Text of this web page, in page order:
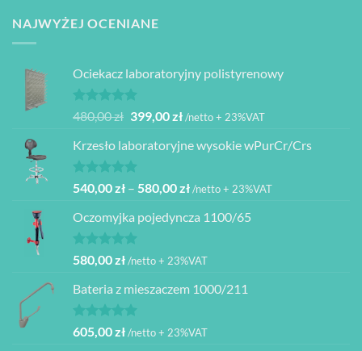
NAJWYŻEJ OCENIANE
Ociekacz laboratoryjny polistyrenowy
Oceniono
na 5
480,00zł Pierwotna
wynosiła:
480,00 zł.
399,00złAktualna
wynosi:
/netto + 23%VAT
Krzesło laboratoryjne wysokie wPurCr/Crs
Oceniono
na 5
540,00zł – 580,00złZakres
od
do
/netto + 23%VAT
Oczomyjka pojedyncza 1100/65
Oceniono
na 5
580,00zł/netto + 23%VAT
Bateria z mieszaczem 1000/211
Oceniono
na 5
605,00zł/netto + 23%VAT